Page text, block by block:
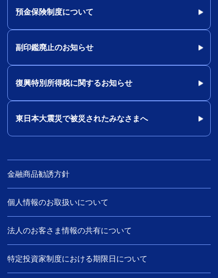
預金保険制度について
副印鑑廃止のお知らせ
復興特別所得税に関するお知らせ
東日本大震災で被災されたみなさまへ
金融商品勧誘方針
個人情報のお取扱いについて
法人のお客さま情報の共有について
特定投資家制度における期限日について